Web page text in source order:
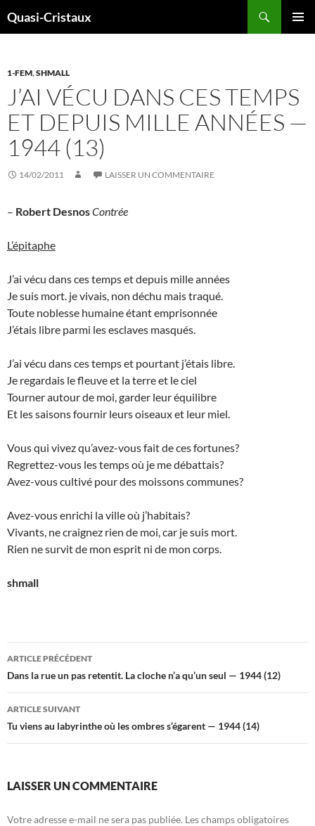
auQuasi-Cristaux
1-FEM,SHMALL
J’AI VÉCU DANS CES TEMPS
ET DEPUIS MILLE ANNÉES —
1944 (13)
14/02/2011 LAISSER UN COMMENTAIRE
– Robert DesnosContrée
L’épitaphe
J’ai vécu dans ces temps et depuis mille années
Je suis mort. je vivais, non déchu mais traqué.
Toute noblesse humaine étant emprisonnée
J’étais libre parmi les esclaves masqués.
J’ai vécu dans ces temps et pourtant j’étais libre.
Je regardais le fleuve et la terre et le ciel
Tourner autour de moi, garder leur équilibre
Et les saisons fournir leurs oiseaux et leur miel.
Vous qui vivez qu’avez-vous fait de ces fortunes?
Regrettez-vous les temps où je me débattais?
Avez-vous cultivé pour des moissons communes?
Avez-vous enrichi la ville où j’habitais?
Vivants, ne craignez rien de moi, car je suis mort.
Rien ne survit de mon esprit ni de mon corps.
shmall
Navigation
des
articles
ARTICLE PRÉCÉDENT
Dans la rue un pas retentit. La cloche n’a qu’un seul — 1944 (12)
ARTICLE SUIVANT
Tu viens au labyrinthe où les ombres s’égarent — 1944 (14)
LAISSER UN COMMENTAIRE
Votre adresse e-mail ne sera pas publiée. Les champs obligatoires